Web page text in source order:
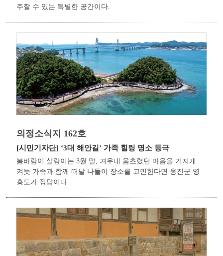
주할 수 있는 특별한 공간이다.
의정소식지 162호
[시민기자단] ‘3대 해안길’ 가족 힐링 명소 등극
봄바람이 살랑이는 3월 말, 겨우내 움츠렸던 마음을 기지개
켜듯 가족과 함께 떠날 나들이 장소를 고민한다면 옹진군 영
흥도가 정답이다